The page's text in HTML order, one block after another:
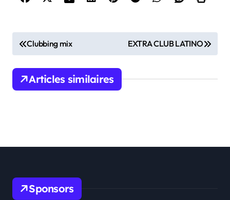
N
a
v
i
o
Clubbing mix EXTRA CLUB LATINO
Articles similaires
Sponsors